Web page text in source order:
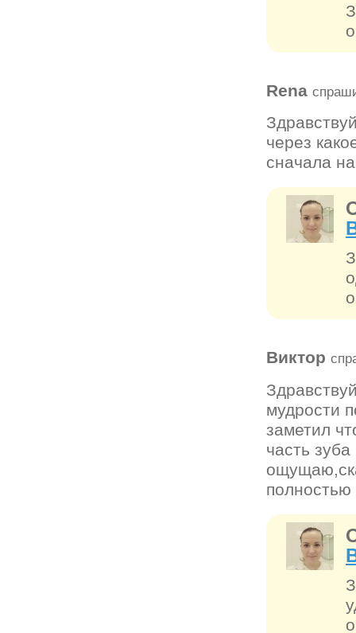
Rena
через
сначала
Виктор
мудрости
заметил
часть
полностью